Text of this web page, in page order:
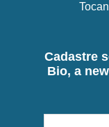
Cadastre
Bio, a